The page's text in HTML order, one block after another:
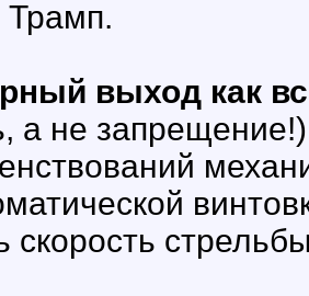
выход как
а не
скорость